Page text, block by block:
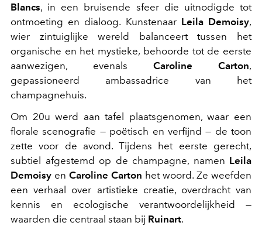
Blancs, in een bruisende sfeer die uitnodigde tot
ontmoeting en dialoog. Kunstenaar Leila Demoisy,
wier zintuiglijke wereld balanceert tussen het
organische en het mystieke, behoorde tot de eerste
aanwezigen, evenals Caroline Carton,
gepassioneerd ambassadrice van het
champagnehuis.
Om 20u werd aan tafel plaatsgenomen, waar een
florale scenografie — poëtisch en verfijnd — de toon
zette voor de avond. Tijdens het eerste gerecht,
subtiel afgestemd op de champagne, namen Leila
Demoisy en Caroline Carton het woord. Ze weefden
een verhaal over artistieke creatie, overdracht van
kennis en ecologische verantwoordelijkheid —
waarden die centraal staan bij Ruinart.